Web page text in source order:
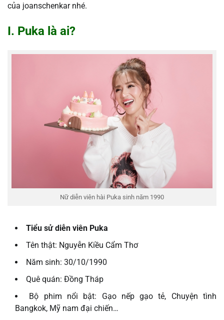
của joanschenkar nhé.
I. Puka là ai?
Nữ diễn viên hài Puka sinh năm 1990
Tiểu sử diễn viên Puka
Tên thật: Nguyễn Kiều Cẩm Thơ
Năm sinh: 30/10/1990
Quê quán: Đồng Tháp
Bộ phim nổi bật: Gạo nếp gạo tẻ, Chuyện tình
Bangkok, Mỹ nam đại chiến…